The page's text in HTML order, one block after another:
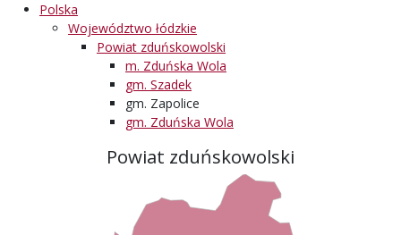
Polska
Województwo łódzkie
Powiat zduńskowolski
m. Zduńska Wola
gm. Szadek
gm. Zapolice
gm. Zduńska Wola
Powiat zduńskowolski